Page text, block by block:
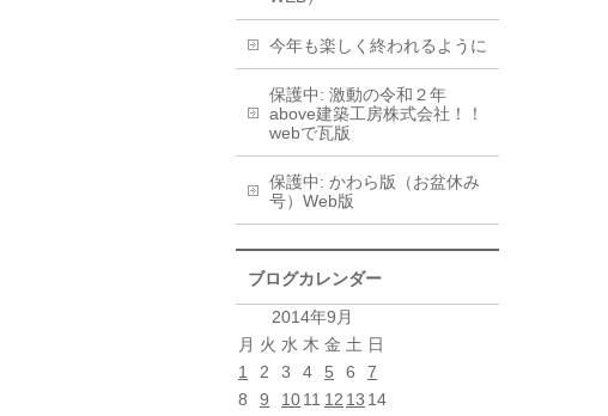
今年も楽しく終われるように
保護中: 激動の令和２年
above建築工房株式会社！！
webで瓦版
保護中: かわら版（お盆休み
号）Web版
ブログカレンダー
2014年9月
月 火 水 木 金 土 日
1
2 3 4 5 6
7
8
9 1011 12 13 14